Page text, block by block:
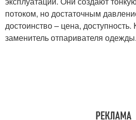
потоком, но достаточным
достоинство – цена,
заменитель отпаривателя одежды.